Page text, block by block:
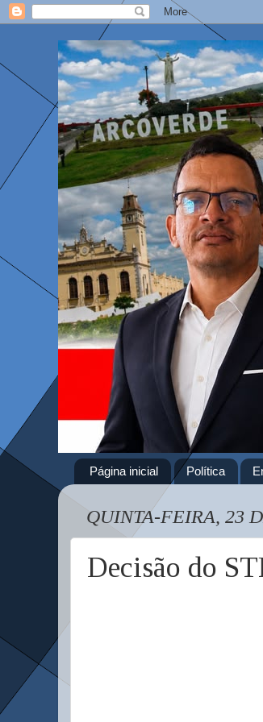
Página inicial Política
QUINTA-FEIRA, 23
Decisão do